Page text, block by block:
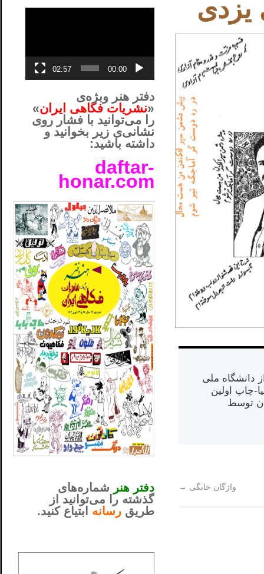
از دانشگاه ملی
در کالیفرنیا-چاپ اولین
در سال ۱۳۸۴ در ایران توسط
واژگان خانگی →
00:00
02:57
دفتر هنر وبژه‌ی
«نشریات فکاهی ایران»
را می‌توانید با فشار روی
نشانی‌ی زیر بخوانید و
داشته باشید:
daftar-
honar.com
دفتر هنر شماره‌های
گذشته را می‌توانید از
طریق رسانه ابتیاع کنید.